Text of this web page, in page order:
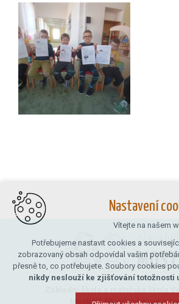
Mostiště 50,příspěvková
Nastavení
Vítejte na našem
Potřebujeme nastavit cookies a
zobrazovaný obsah odpovídal vašim
přesně to, co potřebujete. Soubory cookies
nikdy neslouží ke zjišťování totožnosti